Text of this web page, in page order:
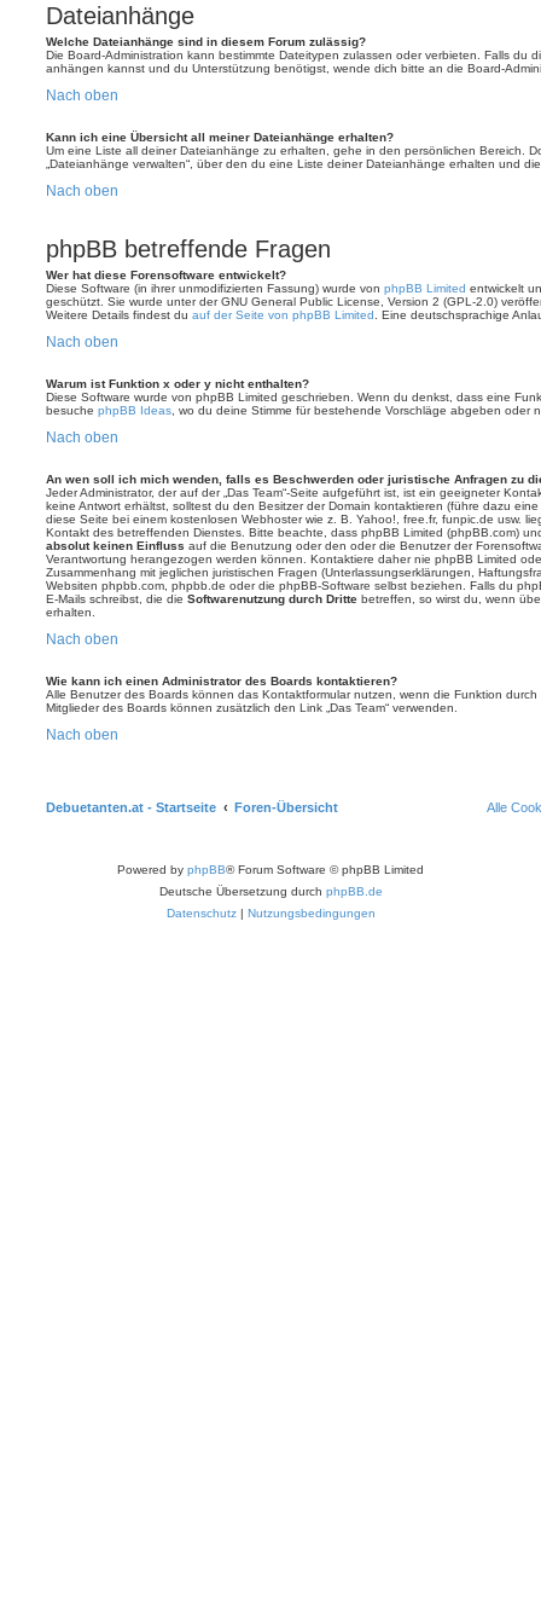
Dateianhänge
Welche Dateianhänge sind in diesem Forum zulässig?
Die Board-Administration kann bestimmte Dateitypen zulassen oder verbieten. Falls du
anhängen kannst und du Unterstützung benötigst, wende dich bitte an die Board-
Nach oben
Kann ich eine Übersicht all meiner Dateianhänge erhalten?
Um eine Liste all deiner Dateianhänge zu erhalten, gehe in den persönlichen Bereich.
„Dateianhänge verwalten“, über den du eine Liste deiner Dateianhänge erhalten und
Nach oben
phpBB betreffende Fragen
Wer hat diese Forensoftware entwickelt?
Diese Software (in ihrer unmodifizierten Fassung) wurde von phpBB Limited entwickelt
geschützt. Sie wurde unter der GNU General Public License, Version 2 (GPL-2.0)
Weitere Details findest du auf der Seite von phpBB Limited . Eine deutschsprachige
Nach oben
Warum ist Funktion x oder y nicht enthalten?
Diese Software wurde von phpBB Limited geschrieben. Wenn du denkst, dass eine
besuche phpBB Ideas , wo du deine Stimme für bestehende Vorschläge abgeben oder
Nach oben
An wen soll ich mich wenden, falls es Beschwerden oder juristische Anfragen zu
Jeder Administrator, der auf der „Das Team“-Seite aufgeführt ist, ist ein geeigneter
keine Antwort erhältst, solltest du den Besitzer der Domain kontaktieren (führe dazu eine
diese Seite bei einem kostenlosen Webhoster wie z. B. Yahoo!, free.fr, funpic.de usw.
Kontakt des betreffenden Dienstes. Bitte beachte, dass phpBB Limited (phpBB.com)
absolut keinen Einfluss auf die Benutzung oder den oder die Benutzer der
Verantwortung herangezogen werden können. Kontaktiere daher nie phpBB Limited
Zusammenhang mit jeglichen juristischen Fragen (Unterlassungserklärungen,
Websiten phpbb.com, phpbb.de oder die phpBB-Software selbst beziehen. Falls du
E-Mails schreibst, die die Softwarenutzung durch Dritte betreffen, so wirst du, wenn
erhalten.
Nach oben
Wie kann ich einen Administrator des Boards kontaktieren?
Alle Benutzer des Boards können das Kontaktformular nutzen, wenn die Funktion
Mitglieder des Boards können zusätzlich den Link „Das Team“ verwenden.
Nach oben
Debuetanten.at - Startseite Foren-Übersicht Alle
Powered by phpBB® Forum Software © phpBB Limited
Deutsche Übersetzung durch phpBB.de
Datenschutz| Nutzungsbedingungen